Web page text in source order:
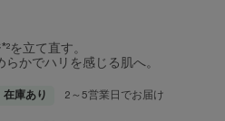
を立て直す。
かでハリを感じる肌へ。
在庫あり 2～5営業日でお届け